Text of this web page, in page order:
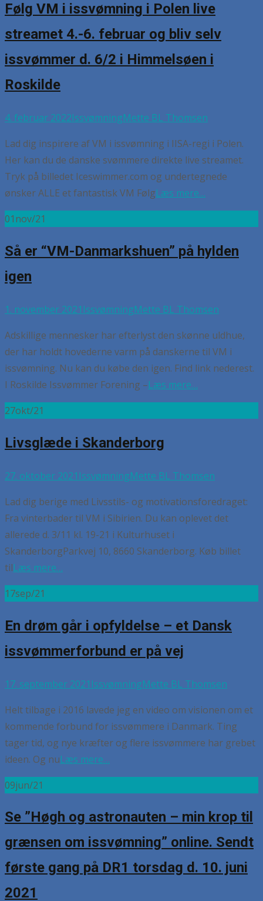
Følg VM i issvømning i Polen live
streamet 4.-6. februar og bliv selv
issvømmer d. 6/2 i Himmelsøen i
Roskilde
4. februar 2022IssvømningMette BL Thomsen
Lad dig inspirere af VM i issvømning i IISA-regi i Polen.
Her kan du de danske svømmere direkte live streamet.
Tryk på billedet Iceswimmer.com og undertegnede
ønsker ALLE et fantastisk VM FølgLæs mere…
01 nov/21
Så er “VM-Danmarkshuen” på hylden
igen
1. november 2021 IssvømningMette BL Thomsen
Adskillige mennesker har efterlyst den skønne uldhue,
der har holdt hovederne varm på danskerne til VM i
issvømning. Nu kan du købe den igen. Find link nederest.
I Roskilde Issvømmer Forening –Læs mere…
27okt/21
Livsglæde i Skanderborg
27. oktober 2021 IssvømningMette BL Thomsen
Lad dig berige med Livsstils- og motivationsforedraget:
Fra vinterbader til VM i Sibirien. Du kan oplevet det
allerede d. 3/11 kl. 19-21 i Kulturhuset i
SkanderborgParkvej 10, 8660 Skanderborg. Køb billet
tilLæs mere…
17sep/21
En drøm går i opfyldelse – et Dansk
issvømmerforbund er på vej
17. september 2021 IssvømningMette BL Thomsen
Helt tilbage i 2016 lavede jeg en video om visionen om et
kommende forbund for issvømmere i Danmark. Ting
tager tid, og nye kræfter og flere issvømmere har grebet
ideen. Og nuLæs mere…
09jun/21
Se ”Høgh og astronauten – min krop til
grænsen om issvømning” online. Sendt
første gang på DR1 torsdag d. 10. juni
2021